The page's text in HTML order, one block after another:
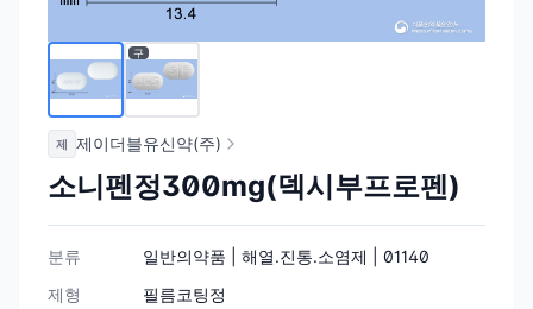
구
제 제이더블유신약(주)
소니펜정300mg(덱시부프로펜)
분류
일반의약품 | 해열.진통.소염제 | 01140
제형
필름코팅정